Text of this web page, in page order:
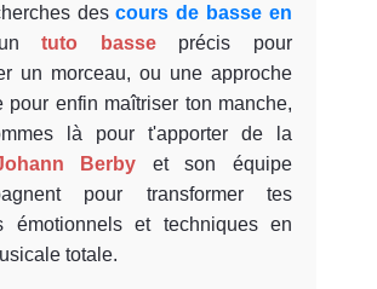
descours de basse en
tuto basseprécis pour
un morceau, ou une approche
pour enfin maîtriser ton manche,
là pour t'apporter de la
Berby et son équipe
pour transformer tes
émotionnels et techniques en
totale.